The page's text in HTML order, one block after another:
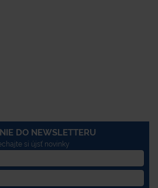
DO NEWSLETTERU
si újsť novinky